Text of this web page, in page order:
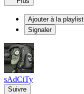
Ajouter à la playlist
Signaler
sAdCiTy
Suivre